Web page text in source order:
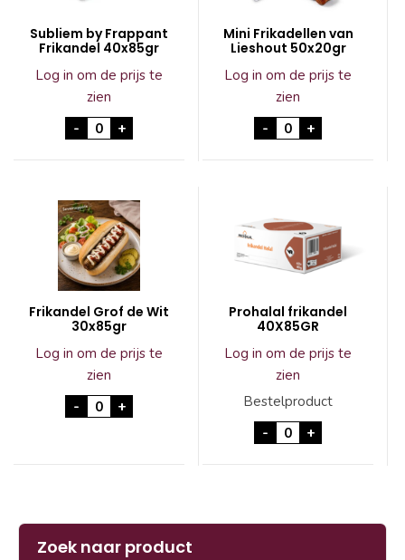
Subliem by Frappant
Frikandel 40x85gr
Log in om de prijs te
zien
- Subliem by Frappant Frikandel 40x85gr aantal
+
Mini Frikadellen van
Lieshout 50x20gr
Log in om de prijs te
zien
- Mini Frikadellen
+
Frikandel Grof de Wit
30x85gr
Log in om de prijs te
zien
- Frikandel Grof de Wit 30x85gr aantal
+
Prohalal frikandel
40X85GR
Log in om de prijs te
zien
Bestelproduct
- Prohalal frikandel
+
Zoek naar product